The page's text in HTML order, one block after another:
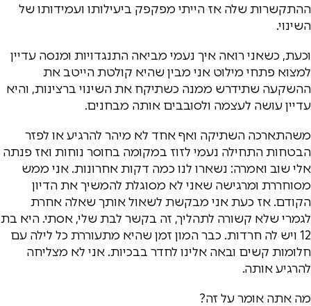
ההתקשרות שלה אז הייתי מפקפק ביעילותו ועמידותו של
השינוי.
וכעת, כשאני רואה איך נעמי מביאה התנגדויות ומנסה עדיין
למצוא פתחי מילוט אני מבין שהיא קולטת הייטב את
ההשקעה שתידרש ממנה כשתיקח את השינוי ברצינות, והיא
עדיין עושה לעצמה ולסובבים אותה מבחנים.
משהתארכה השתיקה ואף אחד לא מיהר להרגיע או לפזר
הבטחות התחילה נעמי לזוז במקומה בחוסר נוחות ואז פנתה
אלי שוב ואמרה: נשארו לנו כמה דקות אחרונות. אני ממש
מסוחררת ומרגישה שאני לא מסוגלת להמשיך את הדיון
הקודם. אז כעת אני מבקשת לשאול אותך שאלה אחרת
לגמרי שלא קשורה לתהליך, זה בקשר לבת שלי, אסתי. היא בת
12 ויש לה חרדות. כבר המון זמן שהיא מתעוררת כל לילה עם
חלומות קשים ובאה אלינו לחדר בבכיות. אני לא מצליחה
להרגיע אותה.
מה אתה אומר על זה?